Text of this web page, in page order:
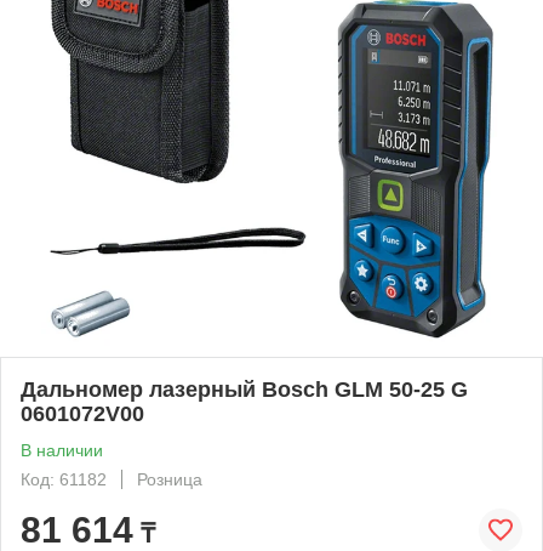
Дальномер лазерный Bosch GLM 50-25 G
0601072V00
В наличии
Код: 61182
Розница
81 614 ₸